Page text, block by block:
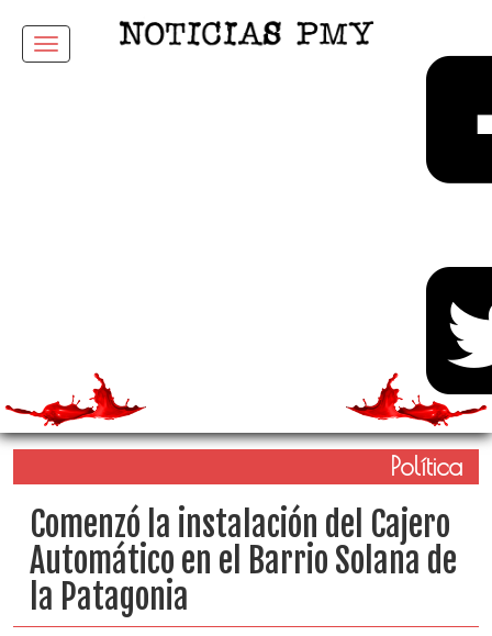
Menu
Política
Comenzó la instalación del Cajero
Automático en el Barrio Solana de
la Patagonia